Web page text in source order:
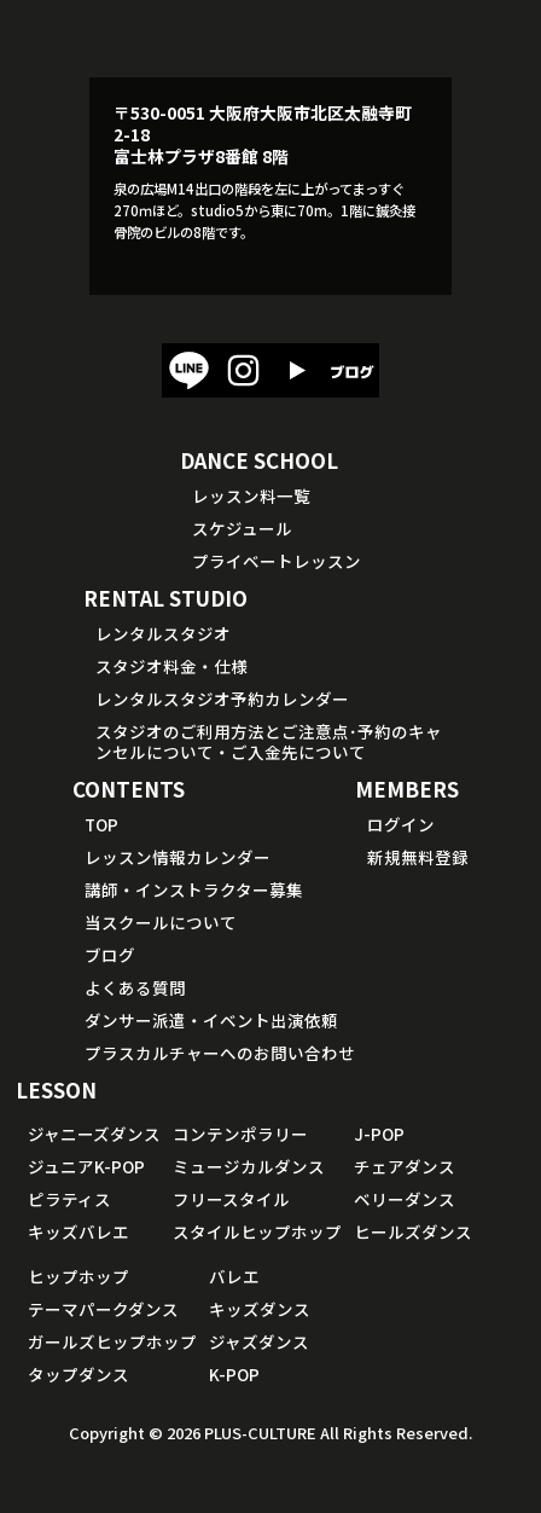
〒530-0051 大阪府大阪市北区太融寺町
2-18
富士林プラザ8番館 8階
泉の広場M14出口の階段を左に上がってまっすぐ
270ｍほど。studio5から東に70m。1階に鍼灸接
骨院のビルの8階です。
DANCE SCHOOL
レッスン料一覧
スケジュール
プライベートレッスン
RENTAL STUDIO
レンタルスタジオ
スタジオ料金・仕様
レンタルスタジオ予約カレンダー
スタジオのご利用方法とご注意点･予約のキャ
ンセルについて・ご入金先について
CONTENTS
TOP
レッスン情報カレンダー
講師・インストラクター募集
当スクールについて
ブログ
よくある質問
ダンサー派遣・イベント出演依頼
プラスカルチャーへのお問い合わせ
MEMBERS
ログイン
新規無料登録
LESSON
ジャニーズダンス
ジュニアK-POP
ピラティス
キッズバレエ
コンテンポラリー
ミュージカルダンス
フリースタイル
スタイルヒップホップ
J-POP
チェアダンス
ベリーダンス
ヒールズダンス
ヒップホップ
テーマパークダンス
ガールズヒップホップ
タップダンス
バレエ
キッズダンス
ジャズダンス
K-POP
Copyright © 2026 PLUS-CULTURE All Rights Reserved.